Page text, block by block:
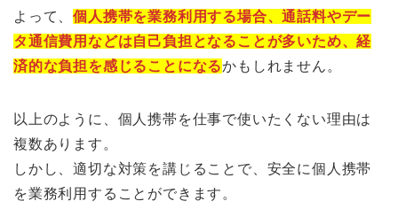
よって、個人携帯を業務利用する場合、通話料やデー
タ通信費用などは自己負担となることが多いため、経
済的な負担を感じることになるかもしれません。
以上のように、個人携帯を仕事で使いたくない理由は
複数あります。
しかし、適切な対策を講じることで、安全に個人携帯
を業務利用することができます。